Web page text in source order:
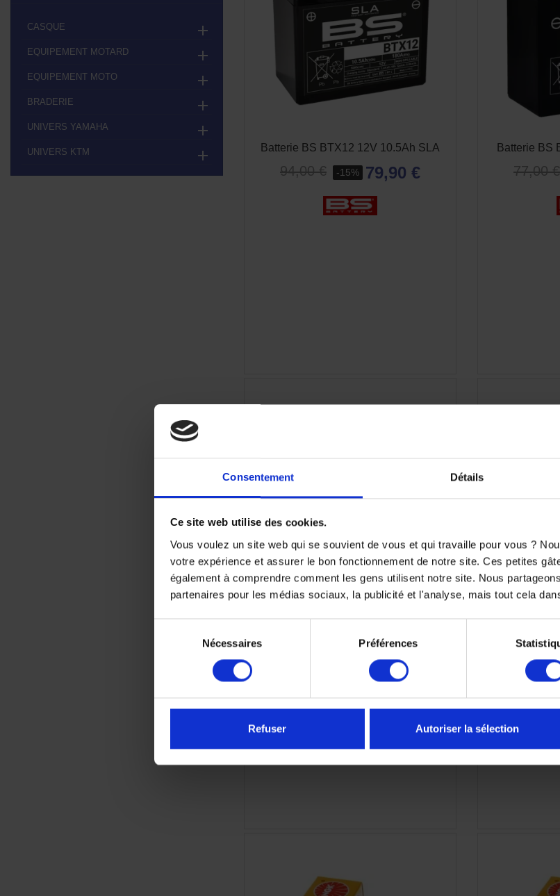
Consentement Détails
Ce site web utilise des cookies.
Vous voulez un site web qui se souvient de vous et qui travaille pour vous ?
votre expérience et assurer le bon fonctionnement de notre site. Ces petites
également à comprendre comment les gens utilisent notre site. Nous
partenaires pour les médias sociaux, la publicité et l'analyse, mais tout cela
consentement
Nécessaires Préférences
Refuser Autoriser la sélection
CASQUE 
EQUIPEMENT MOTARD 
EQUIPEMENT MOTO 
BRADERIE 
UNIVERS YAMAHA 
UNIVERS KTM  Batterie BS BTX12 12V 10.5Ah SLA
94,00 € -15% 79,90 €
Batterie BS
77,00 €
Bougie NGK CPR9EA9
Batterie BS
68,00 €